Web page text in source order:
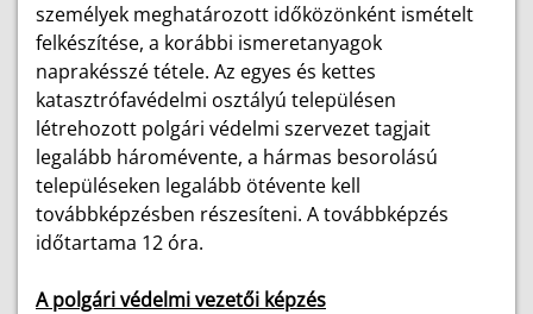
személyek meghatározott időközönként ismételt
felkészítése, a korábbi ismeretanyagok
naprakésszé tétele. Az egyes és kettes
katasztrófavédelmi osztályú településen
létrehozott polgári védelmi szervezet tagjait
legalább háromévente, a hármas besorolású
településeken legalább ötévente kell
továbbképzésben részesíteni. A továbbképzés
időtartama 12 óra.
A polgári védelmi vezetői képzés